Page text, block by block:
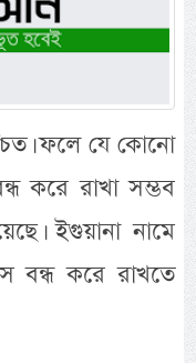
ফলে যে কোনো
করে রাখা সম্ভব
ইগুয়ানা নামে
বন্ধ করে রাখতে